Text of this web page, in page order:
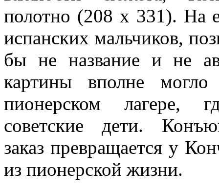
полотно (208 х 331). На
испанских мальчиков,
бы не название и не
картины вполне
пионерском лагере,
советские дети.
заказ превращается у
из пионерской жизни.